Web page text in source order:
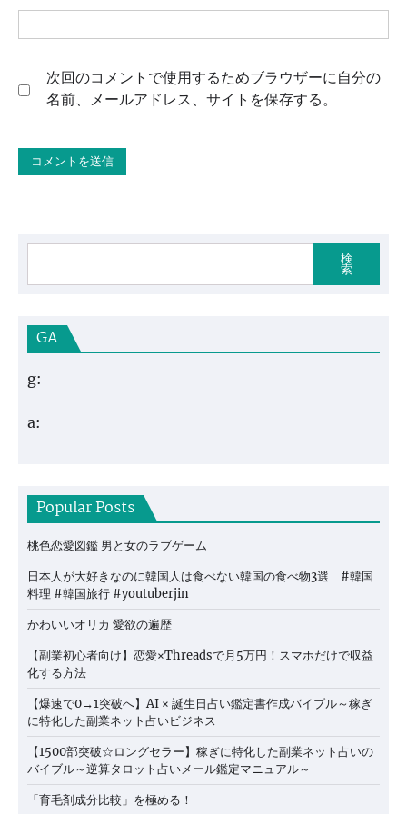
次回のコメントで使用するためブラウザーに自分の
名前、メールアドレス、サイトを保存する。
検
索
GA
g:
a:
Popular Posts
桃色恋愛図鑑 男と女のラブゲーム
日本人が大好きなのに韓国人は食べない韓国の食べ物3選 #韓国
料理 #韓国旅行 #youtuberjin
かわいいオリカ 愛欲の遍歴
【副業初心者向け】恋愛×Threadsで月5万円！スマホだけで収益
化する方法
【爆速で0→1突破へ】AI × 誕生日占い鑑定書作成バイブル～稼ぎ
に特化した副業ネット占いビジネス
【1500部突破☆ロングセラー】稼ぎに特化した副業ネット占いの
バイブル～逆算タロット占いメール鑑定マニュアル～
「育毛剤成分比較」を極める！